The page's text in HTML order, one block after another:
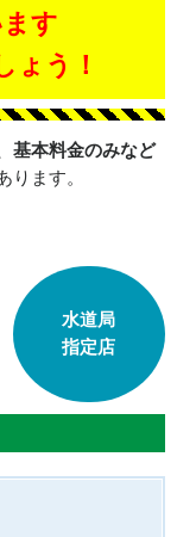
す
ょう！
基本料金のみなど
ります。
水道局
指定店